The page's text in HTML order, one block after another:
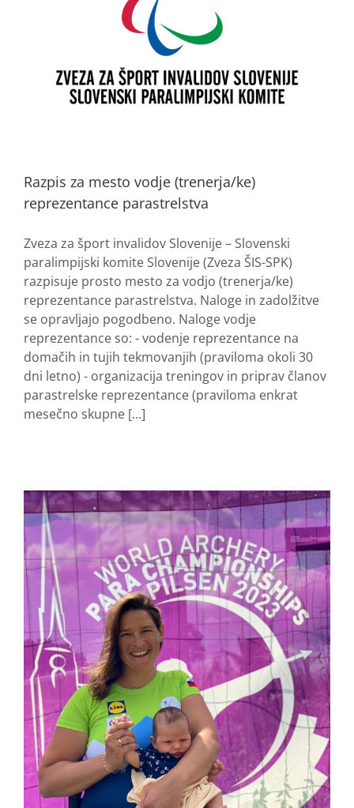
Razpis za mesto vodje (trenerja/ke)
reprezentance parastrelstva
Zveza za šport invalidov Slovenije – Slovenski
paralimpijski komite Slovenije (Zveza ŠIS-SPK)
razpisuje prosto mesto za vodjo (trenerja/ke)
reprezentance parastrelstva. Naloge in zadolžitve
se opravljajo pogodbeno. Naloge vodje
reprezentance so: - vodenje reprezentance na
domačih in tujih tekmovanjih (praviloma okoli 30
dni letno) - organizacija treningov in priprav članov
parastrelske reprezentance (praviloma enkrat
mesečno skupne [...]